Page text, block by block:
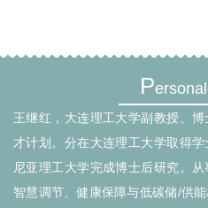
P
王继红，大连理工大学副教授、
才计划。分在大连理工大学取得
尼亚理工大学完成博士后研究。
智慧调节、健康保障与低碳储/供